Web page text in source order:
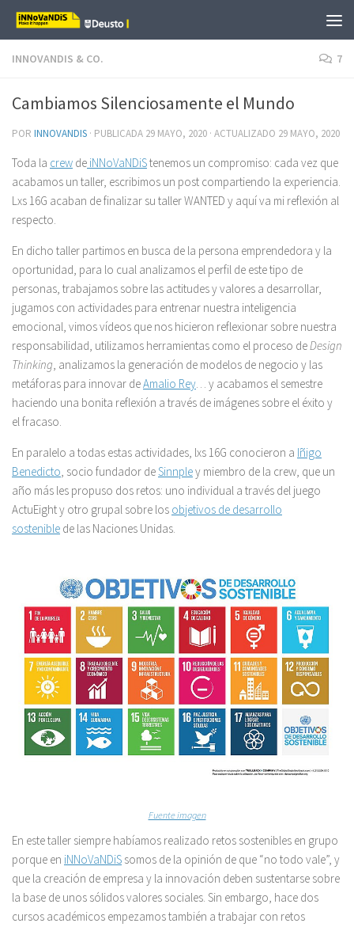
Saltar al contenido
INNOVANDIS & CO. 7
Cambiamos Silenciosamente el Mundo
POR INNOVANDIS · PUBLICADA 29 MAYO, 2020 · ACTUALIZADO 29 MAYO, 2020
Toda la crew de iNNoVaNDiStenemos un compromiso: cada vez que
acabamos un taller, escribimos un post compartiendo la experiencia.
Lxs 16G acaban de finalizar su taller WANTED y aquí va mi reflexión al
respecto.
En dicho taller partimos en busca de la persona emprendedora y la
oportunidad, para lo cual analizamos el perfil de este tipo de
personas, trabajamos sobre las actitudes y valores a desarrollar,
jugamos con actividades para entrenar nuestra inteligencia
emocional, vimos vídeos que nos hicieron reflexionar sobre nuestra
responsabilidad, utilizamos herramientas como el proceso deDesign
Thinking, analizamos la generación de modelos de negocio y las
metáforas para innovar deAmalio Rey… y acabamos el semestre
haciendo una bonita reflexión a través de imágenes sobre el éxito y
el fracaso.
En paralelo a todas estas actividades, lxs 16G conocieron a Iñigo
Benedicto, socio fundador deSinnpley miembro de la crew, que un
año más les propuso dos retos: uno individual a través del juego
ActuEight y otro grupal sobre los objetivos de desarrollo
sostenible de las Naciones Unidas.
Fuente imagen
En este taller siempre habíamos realizado retos sostenibles en grupo
porque en iNNoVaNDiS somos de la opinión de que “no todo vale”, y
que la creación de empresa y la innovación deben sustentarse sobre
la base de unos sólidos valores sociales. Sin embargo, hace dos
cursos académicos empezamos también a trabajar con retos